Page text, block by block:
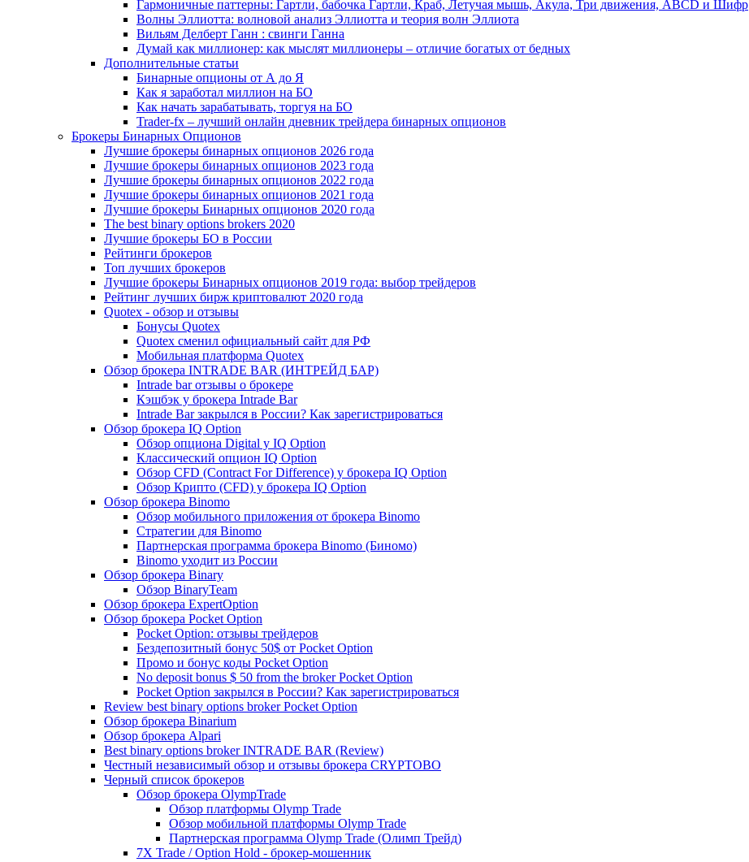
Гармоничные паттерны: Гартли, бабочка Гартли, Краб, Летучая мышь, Акула, Три движения, ABCD и Шифр
Волны Эллиотта: волновой анализ Эллиотта и теория волн Эллиота
Вильям Делберт Ганн : свинги Ганна
Думай как миллионер: как мыслят миллионеры – отличие богатых от бедных
Дополнительные статьи
Бинарные опционы от А до Я
Как я заработал миллион на БО
Как начать зарабатывать, торгуя на БО
Trader-fx – лучший онлайн дневник трейдера бинарных опционов
Брокеры Бинарных Опционов
Лучшие брокеры бинарных опционов 2026 года
Лучшие брокеры бинарных опционов 2023 года
Лучшие брокеры бинарных опционов 2022 года
Лучшие брокеры бинарных опционов 2021 года
Лучшие брокеры Бинарных опционов 2020 года
The best binary options brokers 2020
Лучшие брокеры БО в России
Рейтинги брокеров
Топ лучших брокеров
Лучшие брокеры Бинарных опционов 2019 года: выбор трейдеров
Рейтинг лучших бирж криптовалют 2020 года
Quotex - обзор и отзывы
Бонусы Quotex
Quotex сменил официальный сайт для РФ
Мобильная платформа Quotex
Обзор брокера INTRADE BAR (ИНТРЕЙД БАР)
Intrade bar отзывы о брокере
Кэшбэк у брокера Intrade Bar
Intrade Bar закрылся в России? Как зарегистрироваться
Обзор брокера IQ Option
Обзор опциона Digital у IQ Option
Классический опцион IQ Option
Обзор CFD (Contract For Difference) у брокера IQ Option
Обзор Крипто (CFD) у брокера IQ Option
Обзор брокера Binomo
Обзор мобильного приложения от брокера Binomo
Стратегии для Binomo
Партнерская программа брокера Binomo (Биномо)
Binomo уходит из России
Обзор брокера Binary
Обзор BinaryTeam
Обзор брокера ExpertOption
Обзор брокера Pocket Option
Pocket Option: отзывы трейдеров
Бездепозитный бонус 50$ от Pocket Option
Промо и бонус коды Pocket Option
No deposit bonus $ 50 from the broker Pocket Option
Pocket Option закрылся в России? Как зарегистрироваться
Review best binary options broker Pocket Option
Обзор брокера Binarium
Обзор брокера Alpari
Best binary options broker INTRADE BAR (Review)
Честный независимый обзор и отзывы брокера CRYPTOBO
Черный список брокеров
Обзор брокера OlympTrade
Обзор платформы Olymp Trade
Обзор мобильной платформы Olymp Trade
Партнерская программа Olymp Trade (Олимп Трейд)
7X Trade / Option Hold - брокер-мошенник